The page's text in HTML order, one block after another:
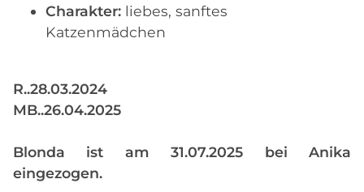
Charakter: liebes, sanftes
Katzenmädchen
R..28.03.2024
MB..26.04.2025
Blonda ist am 31.07.2025 bei Anika
eingezogen.